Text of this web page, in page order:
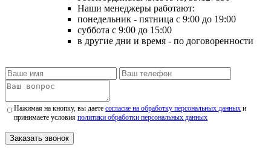
Наши менеджеры работают:
понедельник - пятница с 9:00 до 19:00
суббота с 9:00 до 15:00
в другие дни и время - по договоренности
Нажимая на кнопку, вы даетесогласие на обработку персональных данных и
принимаете условияполитики обработки персональных данных
Заказать звонок